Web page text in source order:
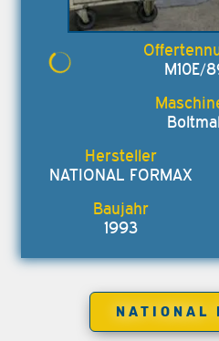
M10E/
NATIONAL FORMAX
1993
NATIONAL